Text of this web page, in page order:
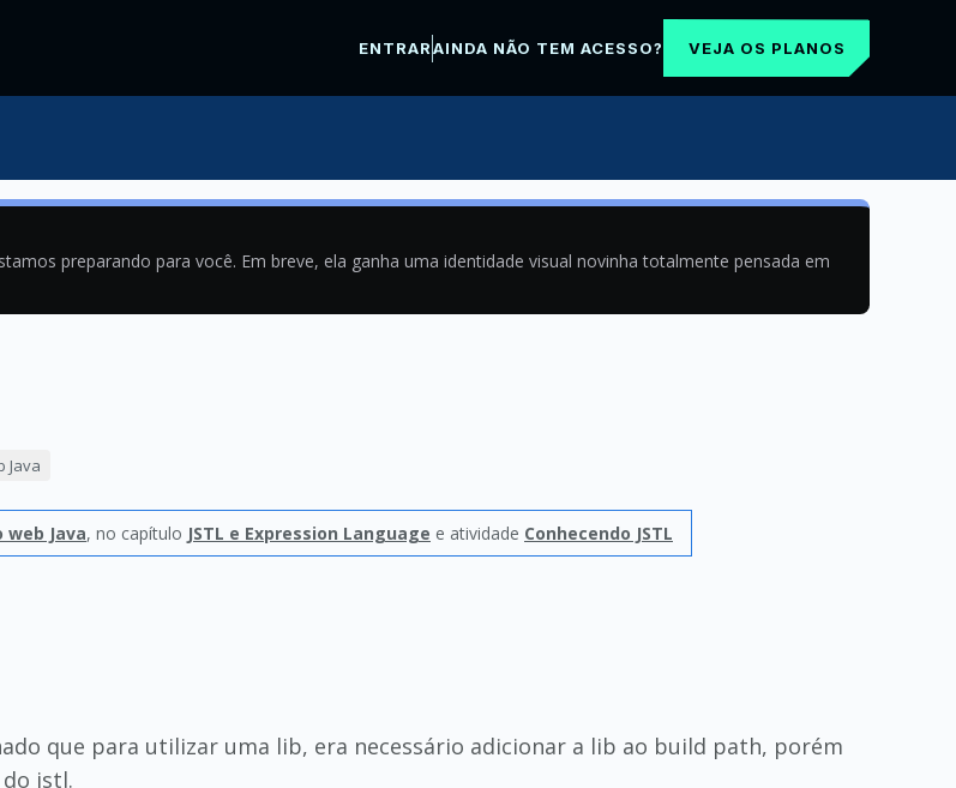
ENTRARAINDA NÃO TEM ACESSO? VEJA OS PLANOS
preparando para você. Em breve, ela ganha uma identidade visual novinha totalmente pensada em
Java
web Java, no capítulo JSTL e Expression Language e atividade Conhecendo JSTL
que para utilizar uma lib, era necessário adicionar a lib ao build path, porém
jstl.